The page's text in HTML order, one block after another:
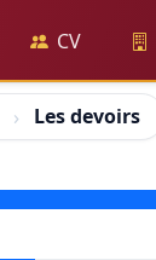
CV
Les devoirs